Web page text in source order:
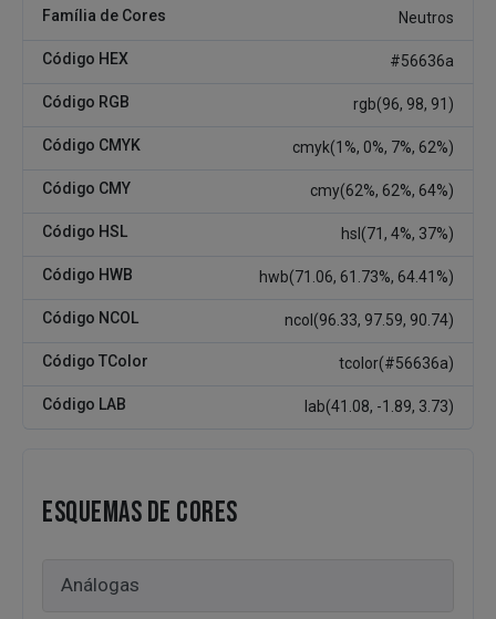
Família de Cores Neutros
Código HEX #56636a
Código RGB rgb(96, 98, 91)
Código CMYK cmyk(1%, 0%, 7%, 62%)
Código CMY cmy(62%, 62%, 64%)
Código HSL hsl(71, 4%, 37%)
Código HWB hwb(71.06, 61.73%, 64.41%)
Código NCOL ncol(96.33, 97.59, 90.74)
Código TColor tcolor(#56636a)
Código LAB lab(41.08, -1.89, 3.73)
ESQUEMAS DE CORES